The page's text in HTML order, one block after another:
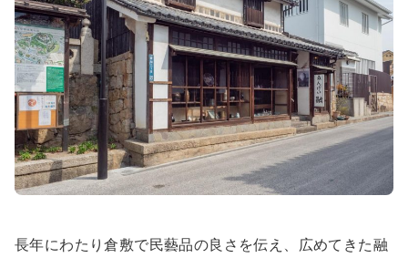
長年にわたり倉敷で民藝品の良さを伝え、広めてきた融